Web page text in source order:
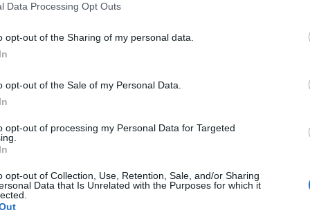
Data Processing Opt Outs
opt-out of the Sharing of my personal data.
opt-out of the Sale of my Personal Data.
opt-out of processing my Personal Data for Targeted
opt-out of Collection, Use, Retention, Sale, and/or Sharing
Data that Is Unrelated with the Purposes for which it
portfolio.hu hírarchívumához tartozik, melynek olvasása
tartalmazza:
cikkarchívum